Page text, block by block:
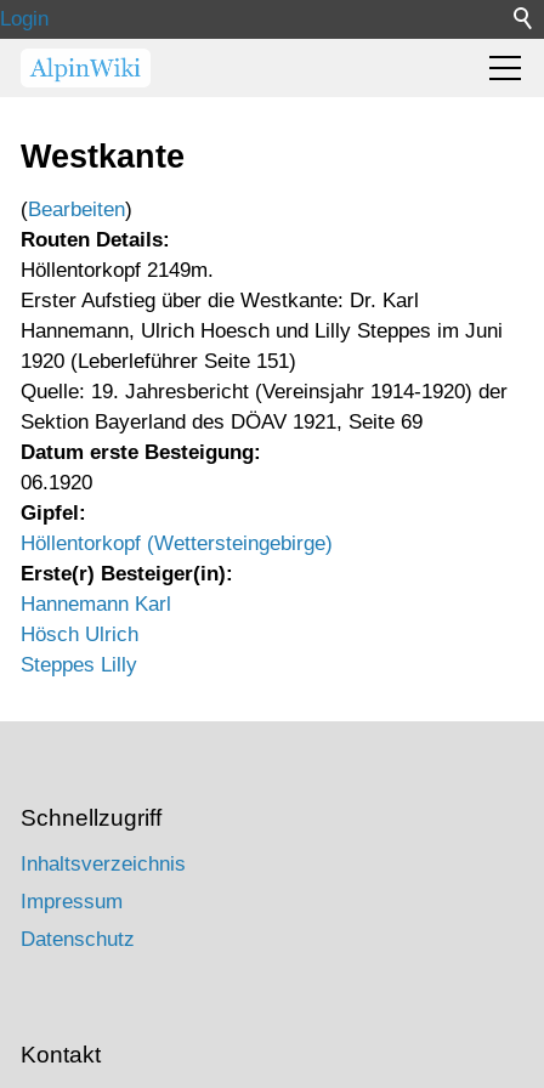
Login
Westkante
(Bearbeiten)
Routen Details:
Höllentorkopf 2149m.
Erster Aufstieg über die Westkante: Dr. Karl
Hannemann, Ulrich Hoesch und Lilly Steppes im Juni
1920 (Leberleführer Seite 151)
Quelle: 19. Jahresbericht (Vereinsjahr 1914-1920) der
Sektion Bayerland des DÖAV 1921, Seite 69
Datum erste Besteigung:
06.1920
Gipfel:
Höllentorkopf (Wettersteingebirge)
Erste(r) Besteiger(in):
Hannemann Karl
Hösch Ulrich
Steppes Lilly
Schnellzugriff
Inhaltsverzeichnis
Impressum
Datenschutz
Kontakt